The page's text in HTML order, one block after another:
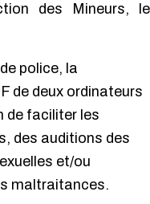
des Mineurs, le
police, la
de deux ordinateurs
de faciliter les
des auditions des
et/ou
maltraitances.